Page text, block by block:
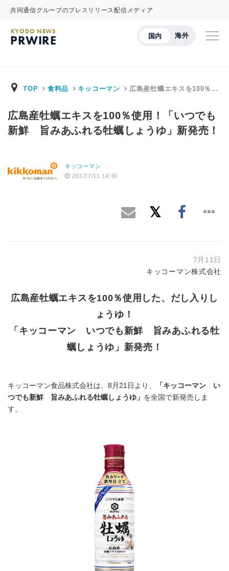
共同通信グループのプレスリリース配信メディア
国内 海外
KYODO NEWS
PRWIRE
TOP 食料品 キッコーマン 広島産牡蠣エキスを100％…
広島産牡蠣エキスを100％使用！「いつでも
新鮮 旨みあふれる牡蠣しょうゆ」新発売！
キッコーマン
2017/7/11 14:30
7月11日
キッコーマン株式会社
広島産牡蠣エキスを100％使用した、だし入りし
ょうゆ！
「キッコーマン いつでも新鮮 旨みあふれる牡
蠣しょうゆ」新発売！
キッコーマン食品株式会社は、8月21日より、
「キッコーマン い
つでも新鮮 旨みあふれる牡蠣しょうゆ」 を全国で新発売しま
す。